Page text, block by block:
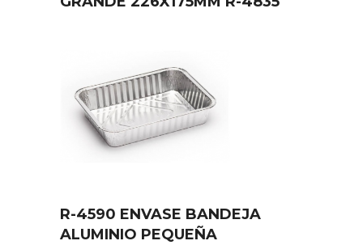
R-4590 ENVASE BANDEJA
ALUMINIO PEQUEÑA